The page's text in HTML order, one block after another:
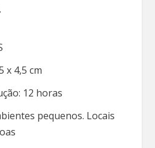
x 4,5 cm
12 horas
pequenos. Locais